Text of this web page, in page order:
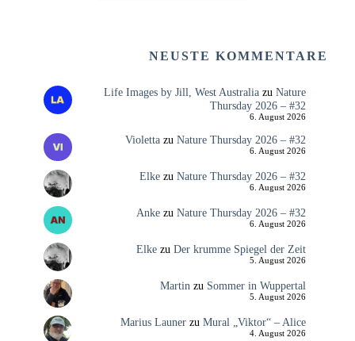
NEUSTE KOMMENTARE
Life Images by Jill, West Australiazu Nature
Thursday 2026 – #32
6. August 2026
Violettazu Nature Thursday 2026 – #32
6. August 2026
Elkezu Nature Thursday 2026 – #32
6. August 2026
Ankezu Nature Thursday 2026 – #32
6. August 2026
Elkezu Der krumme Spiegel der Zeit
5. August 2026
Martin zu Sommer in Wuppertal
5. August 2026
Marius Launerzu Mural „Viktor“ – Alice
4. August 2026